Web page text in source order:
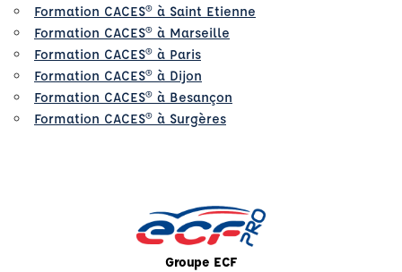
Formation CACES® à Saint Etienne
Formation CACES® à Marseille
Formation CACES® à Paris
Formation CACES® à Dijon
Formation CACES® à Besançon
Formation CACES® à Surgères
Groupe ECF